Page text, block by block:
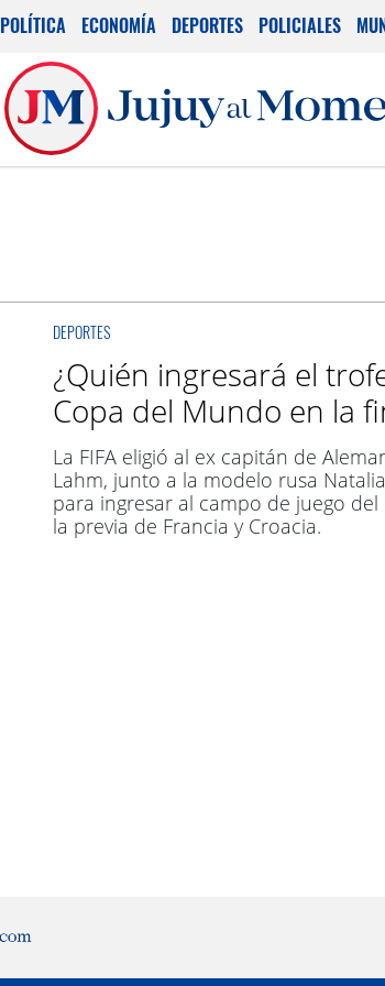
POLÍTICA ECONOMÍA DEPORTES POLICIALES
DEPORTES
¿Quién ingresará el
Copa del Mundo en la
La FIFA eligió al ex capitán de
Lahm, junto a la modelo rusa
para ingresar al campo de juego del
la previa de Francia y Croacia.